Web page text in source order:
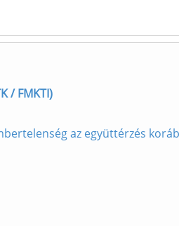
/ FMKTI)
az együttérzés